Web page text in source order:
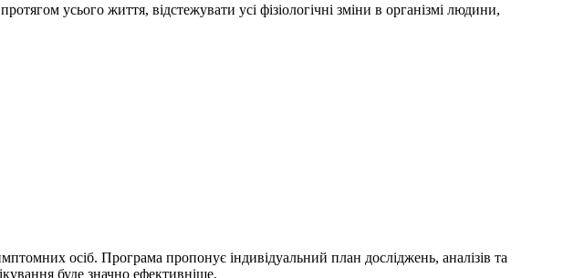
усього життя, відстежувати усі фізіологічні зміни в організмі людини,
осіб. Програма пропонує індивідуальний план досліджень, аналізів та
буде значно ефективніше.